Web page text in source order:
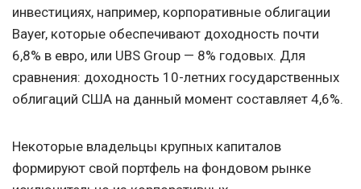
инвестициях, например, корпоративные облигации
Bayer, которые обеспечивают доходность почти
6,8% в евро, или UBS Group — 8% годовых. Для
сравнения: доходность 10-летних государственных
облигаций США на данный момент составляет 4,6%.
Некоторые владельцы крупных капиталов
формируют свой портфель на фондовом рынке